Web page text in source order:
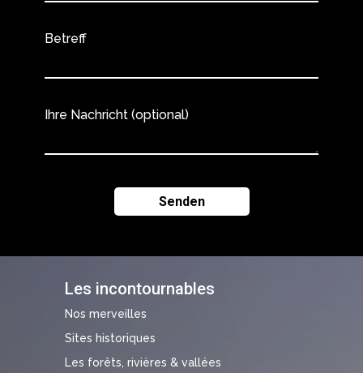
Les incontournables
Nos merveilles
Sites historiques
Les forêts, rivières & vallées
Betreff
Ihre Nachricht (optional)